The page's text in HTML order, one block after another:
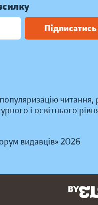
Підписатись
читання,
і освітнього
видавців» 2026